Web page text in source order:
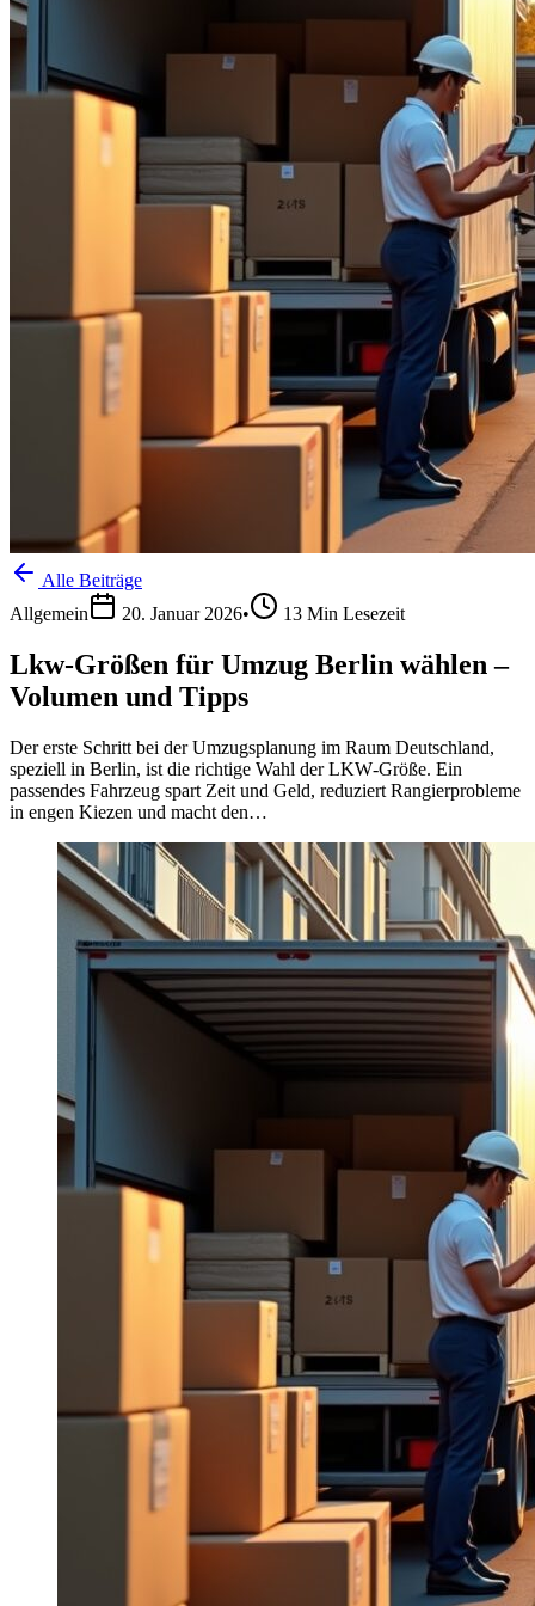
Alle Beiträge
Allgemein
20. Januar 2026• 13 Min Lesezeit
Lkw‑Größen für Umzug Berlin wählen –
Volumen und Tipps
Der erste Schritt bei der Umzugsplanung im Raum Deutschland,
speziell in Berlin, ist die richtige Wahl der LKW‑Größe. Ein
passendes Fahrzeug spart Zeit und Geld, reduziert Rangierprobleme
in engen Kiezen und macht den…